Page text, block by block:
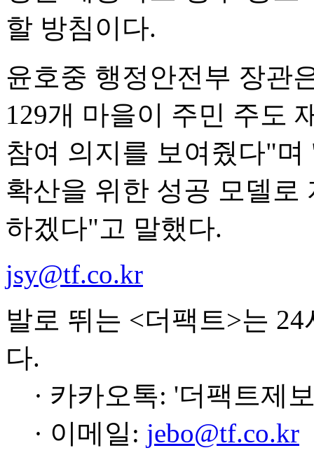
할 방침이다.
윤호중 행정안전부 장관
129개 마을이 주민 주도
참여 의지를 보여줬다"
확산을 위한 성공 모델로
하겠다"고 말했다.
jsy@tf.co.kr
발로 뛰는 <더팩트>는
다.
· 카카오톡: '더팩트제
· 이메일: jebo@tf.co.kr